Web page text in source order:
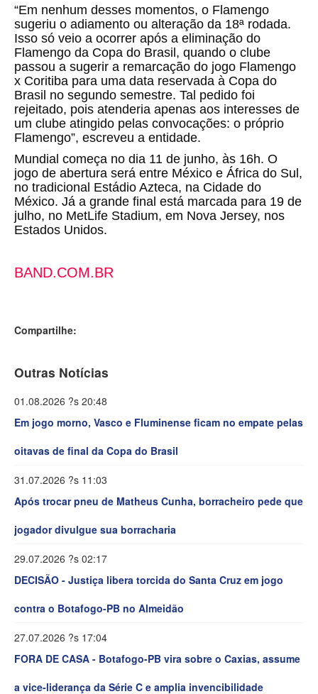
“Em nenhum desses momentos, o Flamengo
sugeriu o adiamento ou alteração da 18ª rodada.
Isso só veio a ocorrer após a eliminação do
Flamengo da Copa do Brasil, quando o clube
passou a sugerir a remarcação do jogo Flamengo
x Coritiba para uma data reservada à Copa do
Brasil no segundo semestre. Tal pedido foi
rejeitado, pois atenderia apenas aos interesses de
um clube atingido pelas convocações: o próprio
Flamengo”, escreveu a entidade.
Mundial começa no dia 11 de junho, às 16h. O
jogo de abertura será entre México e África do Sul,
no tradicional Estádio Azteca, na Cidade do
México. Já a grande final está marcada para 19 de
julho, no MetLife Stadium, em Nova Jersey, nos
Estados Unidos.
BAND.COM.BR
Compartilhe:
Outras Notícias
01.08.2026 ?s 20:48
Em jogo morno, Vasco e Fluminense ficam no empate pelas
oitavas de final da Copa do Brasil
31.07.2026 ?s 11:03
Após trocar pneu de Matheus Cunha, borracheiro pede que
jogador divulgue sua borracharia
29.07.2026 ?s 02:17
DECISÃO - Justiça libera torcida do Santa Cruz em jogo
contra o Botafogo-PB no Almeidão
27.07.2026 ?s 17:04
FORA DE CASA - Botafogo-PB vira sobre o Caxias, assume
a vice-liderança da Série C e amplia invencibilidade